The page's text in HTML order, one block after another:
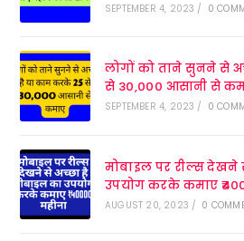
SEPTEMBER 4, 2023 / 0
लोगों को ताने सुनने से
से 30,000 आसानी से
SEPTEMBER 4, 2023 / 0
मोबाइल पर रील्स देखने
उपयोग करके कमाए
AUGUST 20, 2023 / 0